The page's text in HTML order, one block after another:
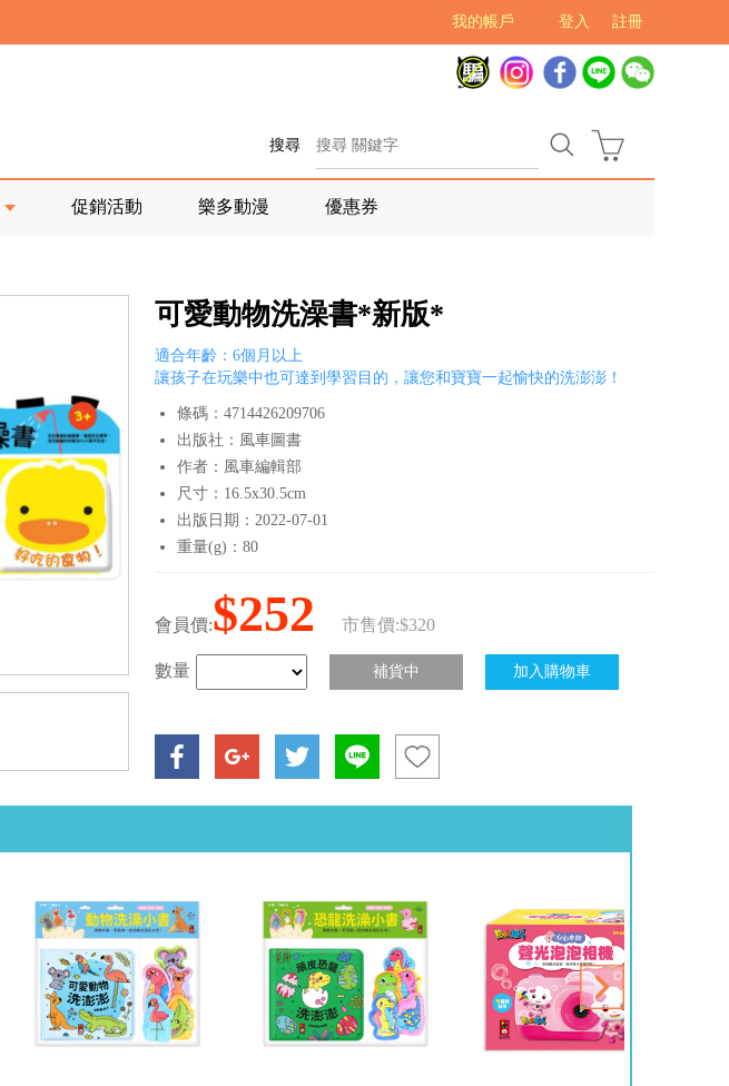
註冊
登入
我的帳戶
搜尋
促銷活動 樂多動漫 優惠券
可愛動物洗澡書*新版*
適合年齡：6個月以上
讓孩子在玩樂中也可達到學習目的，讓您和寶寶一起愉快的洗澎澎！
條碼：4714426209706
出版社：風車圖書
作者：風車編輯部
尺寸：16.5x30.5cm
出版日期：2022-07-01
重量(g)：80
會員價:$252 市售價:$320
數量